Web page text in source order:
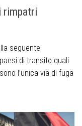
rimpatri
seguente
di transito quali
l’unica via di fuga